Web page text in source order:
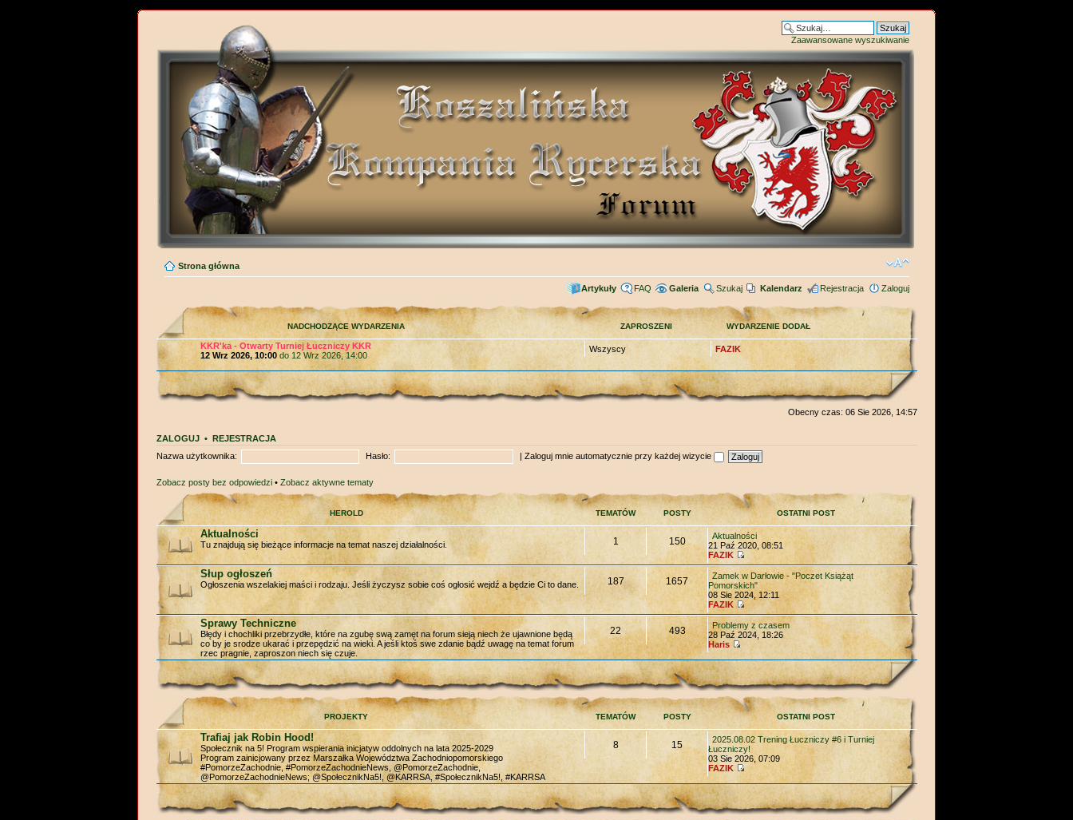
Zaawansowane wyszukiwanie
Strona główna
Artykuły FAQ Galeria Szukaj Kalendarz Rejestracja Zaloguj
NADCHODZĄCE WYDARZENIA ZAPROSZENI WYDARZENIE DODAŁ
KKR'ka - Otwarty Turniej Łuczniczy KKR
12 Wrz 2026, 10:00do 12 Wrz 2026, 14:00
Wszyscy FAZIK
Obecny czas: 06 Sie 2026, 14:57
ZALOGUJ• REJESTRACJA
Nazwa użytkownika:
Hasło: |Zaloguj mnie automatycznie przy każdej wizycie
Zobacz posty bez odpowiedzi• Zobacz aktywne tematy
HEROLD TEMATÓW POSTY OSTATNI POST
Aktualności
Tu znajdują się bieżące informacje na temat naszej działalności. 1 150
Aktualności
21 Paź 2020, 08:51
FAZIK
Słup ogłoszeń
Ogłoszenia wszelakiej maści i rodzaju. Jeśli życzysz sobie coś ogłosić wejdź a będzie Ci to dane. 187 1657
Zamek w Darłowie - "Poczet Książąt
Pomorskich"
08 Sie 2024, 12:11
FAZIK
Sprawy Techniczne
Błędy i chochliki przebrzydłe, które na zgubę swą zamęt na forum sieją niech że ujawnione będą
co by je srodze ukarać i przepędzić na wieki. A jeśli ktoś swe zdanie bądź uwagę na temat forum
rzec pragnie, zaproszon niech się czuje.
22 493
Problemy z czasem
28 Paź 2024, 18:26
Haris
PROJEKTY TEMATÓW POSTY OSTATNI POST
Trafiaj jak Robin Hood!
Społecznik na 5! Program wspierania inicjatyw oddolnych na lata 2025-2029
Program zainicjowany przez Marszałka Województwa Zachodniopomorskiego
#PomorzeZachodnie, #PomorzeZachodnieNews, @PomorzeZachodnie,
@PomorzeZachodnieNews; @SpołecznikNa5!, @KARRSA, #SpołecznikNa5!, #KARRSA
8 15
2025.08.02 Trening Łuczniczy #6 i Turniej
Łuczniczy!
03 Sie 2026, 07:09
FAZIK